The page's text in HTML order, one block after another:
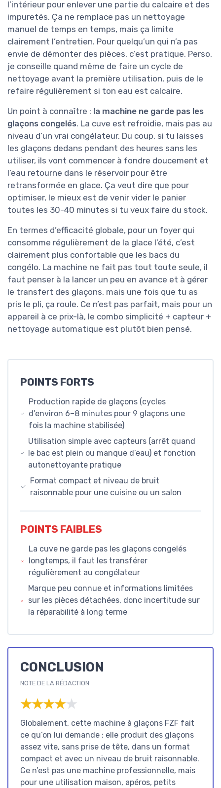
l’intérieur pour enlever une partie du calcaire et des
impuretés. Ça ne remplace pas un nettoyage
manuel de temps en temps, mais ça limite
clairement l’entretien. Pour quelqu’un qui n’a pas
envie de démonter des pièces, c’est pratique. Perso,
je conseille quand même de faire un cycle de
nettoyage avant la première utilisation, puis de le
refaire régulièrement si ton eau est calcaire.
Un point à connaître : la machine ne garde pas les
glaçons congelés. La cuve est refroidie, mais pas au
niveau d’un vrai congélateur. Du coup, si tu laisses
les glaçons dedans pendant des heures sans les
utiliser, ils vont commencer à fondre doucement et
l’eau retourne dans le réservoir pour être
retransformée en glace. Ça veut dire que pour
optimiser, le mieux est de venir vider le panier
toutes les 30-40 minutes si tu veux faire du stock.
En termes d’efficacité globale, pour un foyer qui
consomme régulièrement de la glace l’été, c’est
clairement plus confortable que les bacs du
congélo. La machine ne fait pas tout toute seule, il
faut penser à la lancer un peu en avance et à gérer
le transfert des glaçons, mais une fois que tu as
pris le pli, ça roule. Ce n’est pas parfait, mais pour un
appareil à ce prix-là, le combo simplicité + capteur +
nettoyage automatique est plutôt bien pensé.
POINTS FORTS
Production rapide de glaçons (cycles
d’environ 6–8 minutes pour 9 glaçons une
fois la machine stabilisée)
Utilisation simple avec capteurs (arrêt quand
le bac est plein ou manque d’eau) et fonction
autonettoyante pratique
Format compact et niveau de bruit
raisonnable pour une cuisine ou un salon
POINTS FAIBLES
La cuve ne garde pas les glaçons congelés
longtemps, il faut les transférer
régulièrement au congélateur
Marque peu connue et informations limitées
sur les pièces détachées, donc incertitude sur
la réparabilité à long terme
CONCLUSION
NOTE DE LA RÉDACTION
★★★★★
★★★★★
Globalement, cette machine à glaçons FZF fait
ce qu’on lui demande : elle produit des glaçons
assez vite, sans prise de tête, dans un format
compact et avec un niveau de bruit raisonnable.
Ce n’est pas une machine professionnelle, mais
pour une utilisation maison, apéros, petits